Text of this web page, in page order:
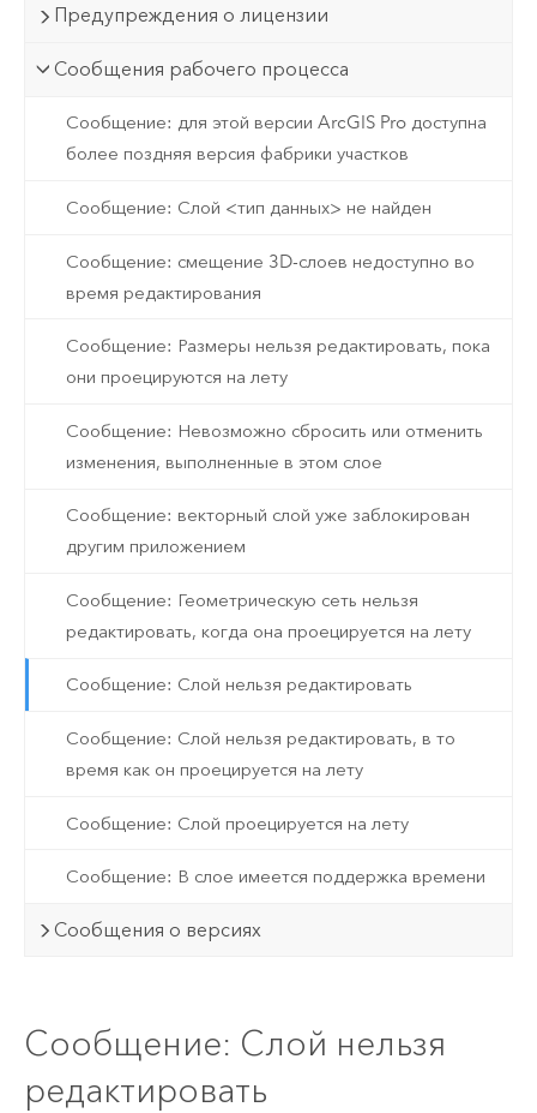
Предупреждения о лицензии
Сообщения рабочего процесса
Сообщение: для этой версии ArcGIS Pro доступна
более поздняя версия фабрики участков
Сообщение: Слой <тип данных> не найден
Сообщение: смещение 3D-слоев недоступно во
время редактирования
Сообщение: Размеры нельзя редактировать, пока
они проецируются на лету
Сообщение: Невозможно сбросить или отменить
изменения, выполненные в этом слое
Сообщение: векторный слой уже заблокирован
другим приложением
Сообщение: Геометрическую сеть нельзя
редактировать, когда она проецируется на лету
Сообщение: Слой нельзя редактировать
Сообщение: Слой нельзя редактировать, в то
время как он проецируется на лету
Сообщение: Слой проецируется на лету
Сообщение: В слое имеется поддержка времени
Сообщения о версиях
Сообщение: Слой нельзя
редактировать